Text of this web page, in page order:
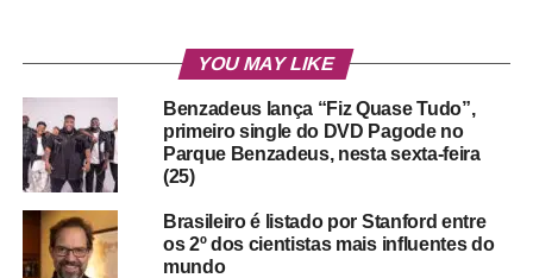
YOU MAY LIKE
Benzadeus lança “Fiz Quase Tudo”,
primeiro single do DVD Pagode no
Parque Benzadeus, nesta sexta-feira
(25)
Brasileiro é listado por Stanford entre
os 2º dos cientistas mais influentes do
mundo